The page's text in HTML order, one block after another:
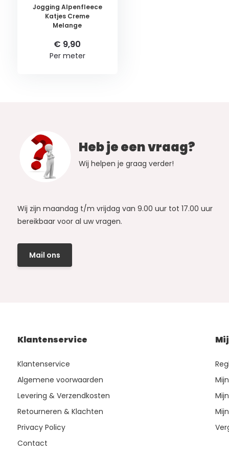
Jogging Alpenfleece
Katjes Creme
Melange
€ 9,90
Per meter
Heb je een vraag?
Wij helpen je graag verder!
Wij zijn maandag t/m vrijdag van 9.00 uur tot 17.00 uur
bereikbaar voor al uw vragen.
Mail ons
Klantenservice
Klantenservice
Algemene voorwaarden
Levering & Verzendkosten
Retourneren & Klachten
Privacy Policy
Contact